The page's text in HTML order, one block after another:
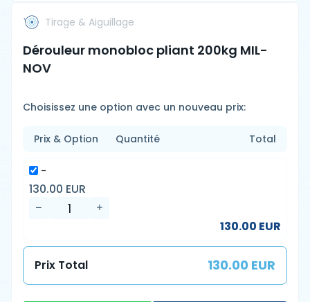
Tirage & Aiguillage
Dérouleur monobloc pliant 200kg MIL-
NOV
Choisissez une option avec un nouveau prix:
Prix & Option Quantité Total
-
130.00 EUR
130.00 EUR
Prix Total 130.00 EUR